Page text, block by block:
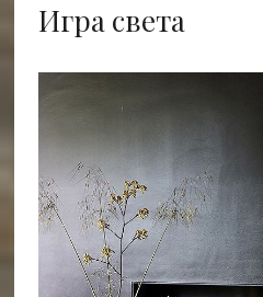
Игра света